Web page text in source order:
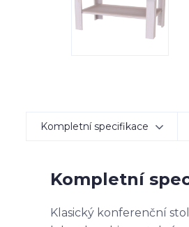
Kompletní specifikace
Kompletní
Klasický konferenční